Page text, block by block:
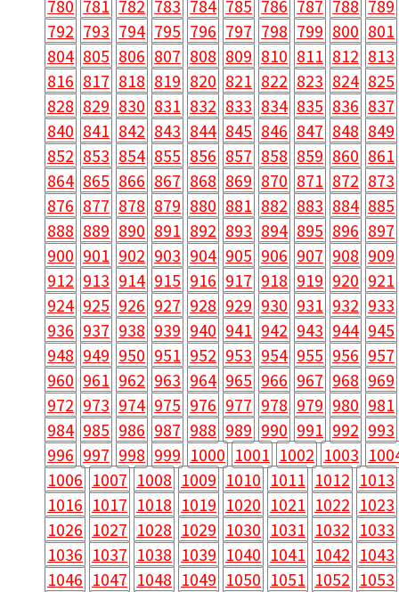
780 781 782 783 784 785 786 787 788 789
792 793 794 795 796 797 798 799 800 801
804 805 806 807 808 809 810 811 812 813
816 817 818 819 820 821 822 823 824 825
828 829 830 831 832 833 834 835 836 837
840 841 842 843 844 845 846 847 848 849
852 853 854 855 856 857 858 859 860 861
864 865 866 867 868 869 870 871 872 873
876 877 878 879 880 881 882 883 884 885
888 889 890 891 892 893 894 895 896 897
900 901 902 903 904 905 906 907 908 909
912 913 914 915 916 917 918 919 920 921
924 925 926 927 928 929 930 931 932 933
936 937 938 939 940 941 942 943 944 945
948 949 950 951 952 953 954 955 956 957
960 961 962 963 964 965 966 967 968 969
972 973 974 975 976 977 978 979 980 981
984 985 986 987 988 989 990 991 992 993
996 997 998 999 1000 1001 1002 1003
1006 1007 1008 1009 1010 1011 1012 1013
1016 1017 1018 1019 1020 1021 1022 1023
1026 1027 1028 1029 1030 1031 1032 1033
1036 1037 1038 1039 1040 1041 1042 1043
1046 1047 1048 1049 1050 1051 1052 1053